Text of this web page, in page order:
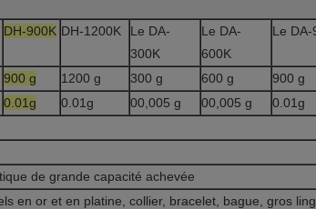
DH-900K DH-1200K
Le DA-
300K
Le DA-
600K
Le DA-
900 g 1200 g 300 g 600 g 900 g
0.01g 0.01g 00,005 g 00,005 g 0.01g
de grande capacité achevée
en or et en platine, collier, bracelet, bague, gros